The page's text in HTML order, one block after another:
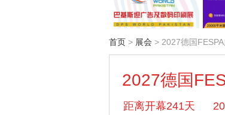
首页 > 展会 > 2027德国
2027德国
距离开幕241天